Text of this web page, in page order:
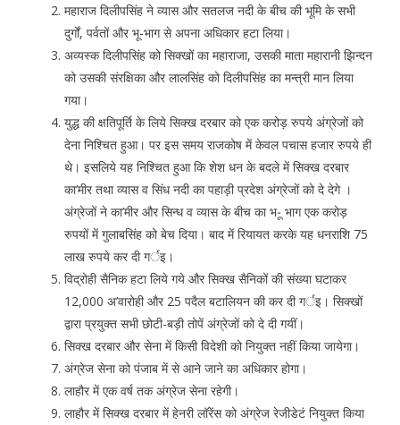
महाराज दिलीपसिंह ने व्यास और सतलज नदी के बीच की भूमि के सभी
दुर्गों, पर्वतों और भू-भाग से अपना अधिकार हटा लिया।
अव्यस्क दिलीपसिंह को सिक्खों का महाराजा, उसकी माता महारानी झिन्दन
को उसकी संरक्षिका और लालसिंह को दिलीपसिंह का मन्त्री मान लिया
गया।
युद्ध की क्षतिपूर्ति के लिये सिक्ख दरबार को एक करोड़ रुपये अंग्रेजों को
देना निश्चित हुआ। पर इस समय राजकोष में केवल पचास हजार रुपये ही
थे। इसलिये यह निश्चित हुआ कि शेश धन के बदले में सिक्ख दरबार
का’मीर तथा व्यास व सिंध नदी का पहाड़ी प्रदेश अंग्रेजों को दे देगे ।
अंग्रेजों ने का’मीर और सिन्ध व व्यास के बीच का भ-ू भाग एक करोड़
रुपयों में गुलाबसिंह को बेच दिया। बाद में रियायत करके यह धनराशि 75
लाख रुपये कर दी गर्इ।
विद्रोही सैनिक हटा लिये गये और सिक्ख सैनिकों की संख्या घटाकर
12,000 अ’वारोही और 25 पदैल बटालियन की कर दी गर्इ। सिक्खों
द्वारा प्रयुक्त सभी छोटी-बड़ी तोपें अंग्रेजों को दे दी गयीं।
सिक्ख दरबार और सेना में किसी विदेशी को नियुक्त नहीं किया जायेगा।
अंग्रेज सेना को पंजाब में से आने जाने का अधिकार होगा।
लाहौर में एक वर्ष तक अंग्रेज सेना रहेगी।
लाहौर में सिक्ख दरबार में हेनरी लॉरेंस को अंग्रेज रेजीडेटं नियुक्त किया